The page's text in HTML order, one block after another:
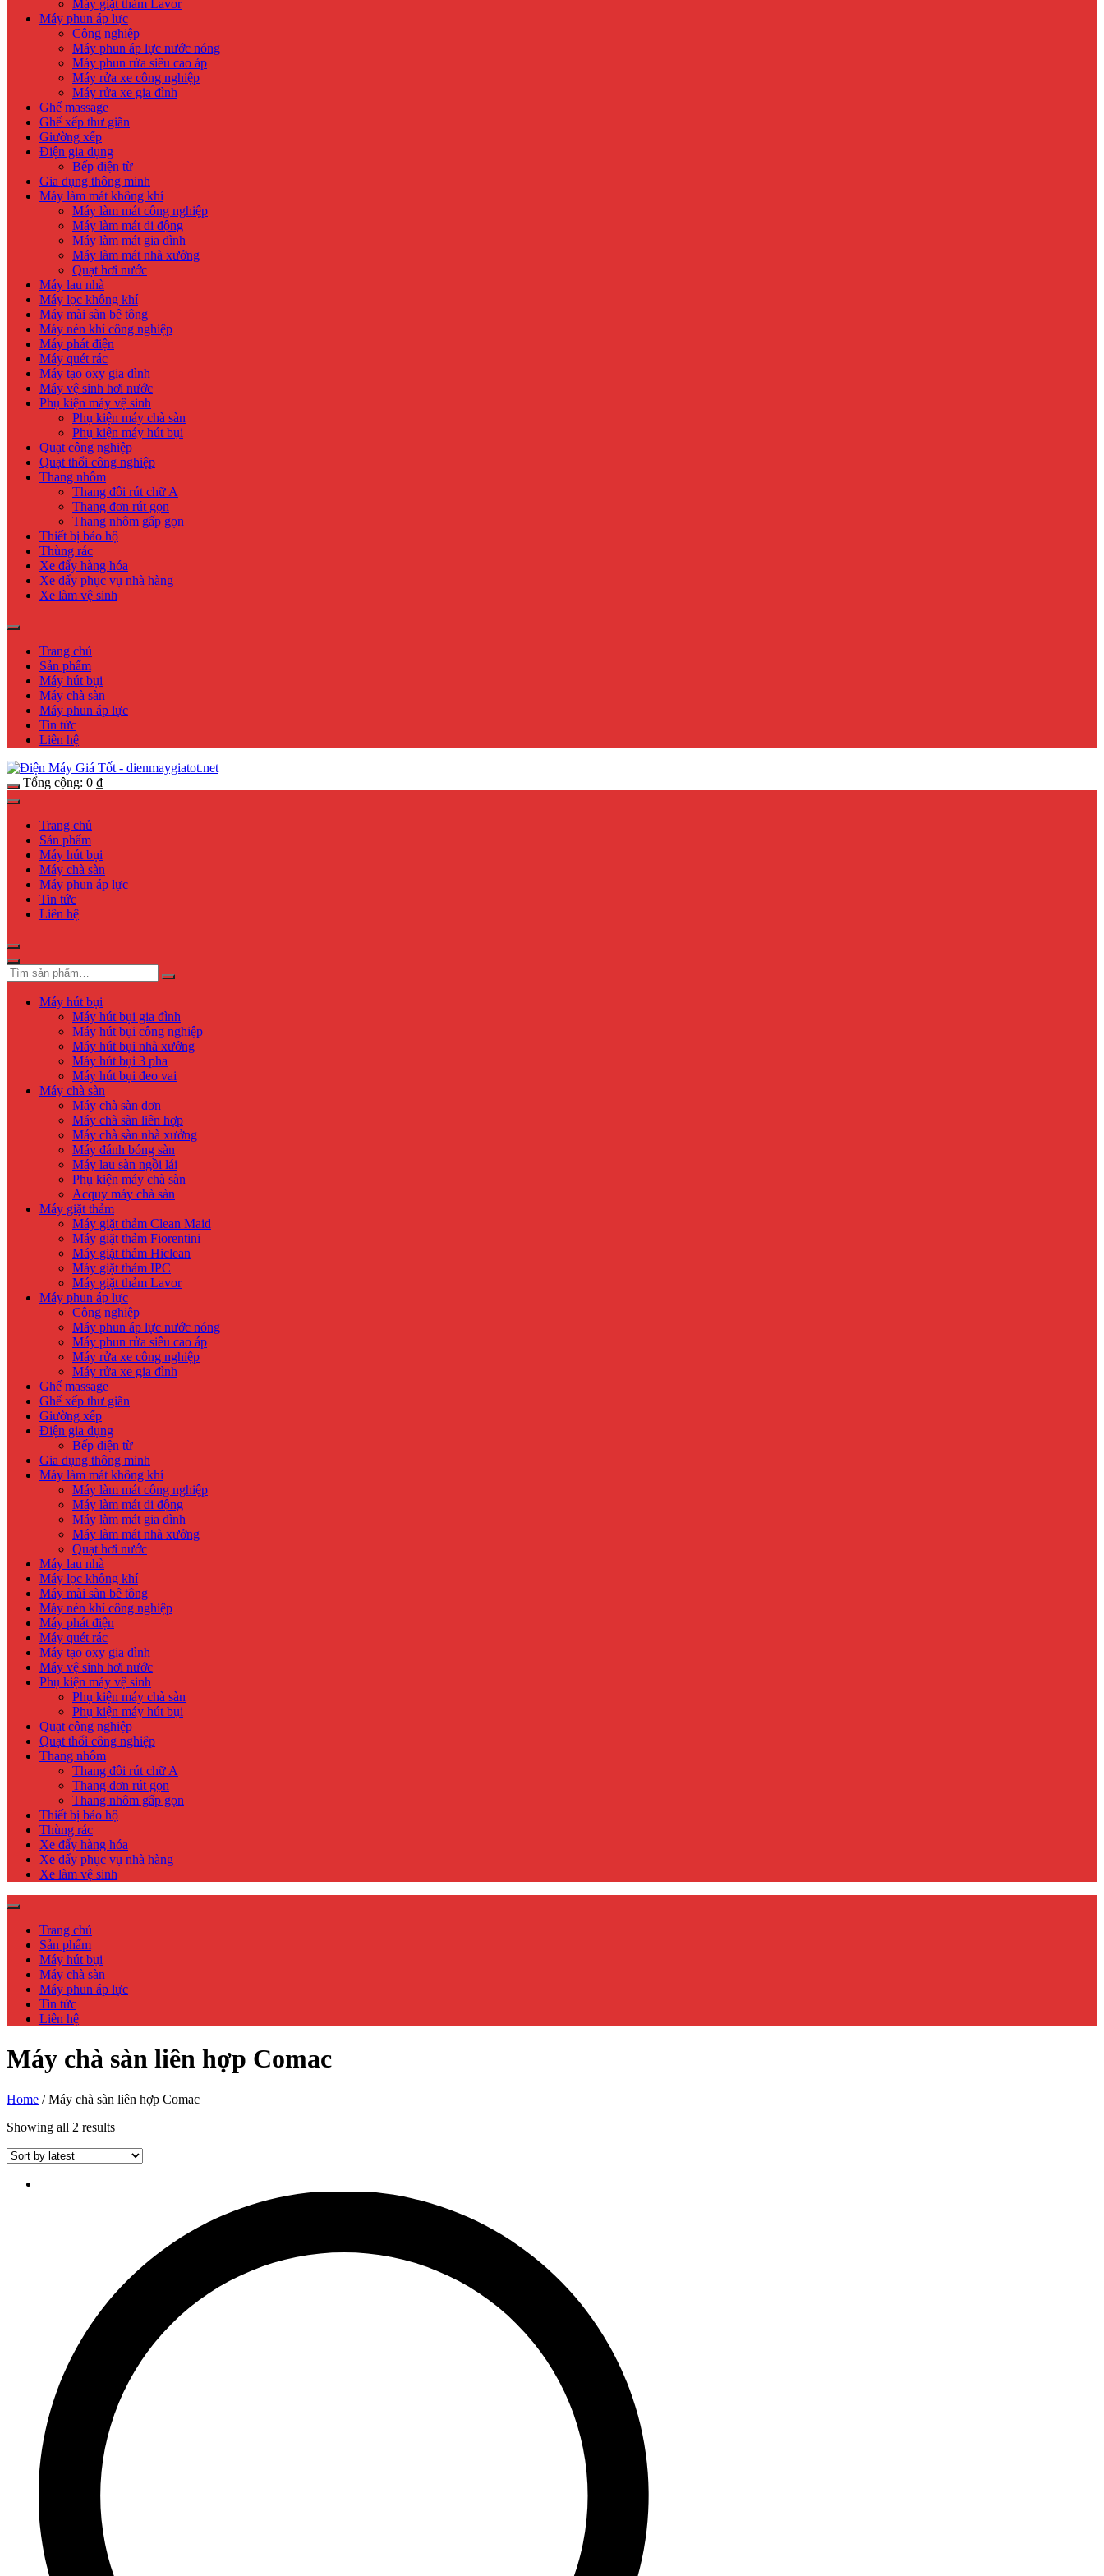
Máy giặt thảm Lavor
Máy phun áp lực
Công nghiệp
Máy phun áp lực nước nóng
Máy phun rửa siêu cao áp
Máy rửa xe công nghiệp
Máy rửa xe gia đình
Ghế massage
Ghế xếp thư giãn
Giường xếp
Điện gia dụng
Bếp điện từ
Gia dụng thông minh
Máy làm mát không khí
Máy làm mát công nghiệp
Máy làm mát di động
Máy làm mát gia đình
Máy làm mát nhà xưởng
Quạt hơi nước
Máy lau nhà
Máy lọc không khí
Máy mài sàn bê tông
Máy nén khí công nghiệp
Máy phát điện
Máy quét rác
Máy tạo oxy gia đình
Máy vệ sinh hơi nước
Phụ kiện máy vệ sinh
Phụ kiện máy chà sàn
Phụ kiện máy hút bụi
Quạt công nghiệp
Quạt thổi công nghiệp
Thang nhôm
Thang đôi rút chữ A
Thang đơn rút gọn
Thang nhôm gấp gọn
Thiết bị bảo hộ
Thùng rác
Xe đẩy hàng hóa
Xe đẩy phục vụ nhà hàng
Xe làm vệ sinh
Trang chủ
Sản phẩm
Máy hút bụi
Máy chà sàn
Máy phun áp lực
Tin tức
Liên hệ
Tổng cộng: 0 ₫
Trang chủ
Sản phẩm
Máy hút bụi
Máy chà sàn
Máy phun áp lực
Tin tức
Liên hệ
Máy hút bụi
Máy hút bụi gia đình
Máy hút bụi công nghiệp
Máy hút bụi nhà xưởng
Máy hút bụi 3 pha
Máy hút bụi đeo vai
Máy chà sàn
Máy chà sàn đơn
Máy chà sàn liên hợp
Máy chà sàn nhà xưởng
Máy đánh bóng sàn
Máy lau sàn ngồi lái
Phụ kiện máy chà sàn
Acquy máy chà sàn
Máy giặt thảm
Máy giặt thảm Clean Maid
Máy giặt thảm Fiorentini
Máy giặt thảm Hiclean
Máy giặt thảm IPC
Máy giặt thảm Lavor
Máy phun áp lực
Công nghiệp
Máy phun áp lực nước nóng
Máy phun rửa siêu cao áp
Máy rửa xe công nghiệp
Máy rửa xe gia đình
Ghế massage
Ghế xếp thư giãn
Giường xếp
Điện gia dụng
Bếp điện từ
Gia dụng thông minh
Máy làm mát không khí
Máy làm mát công nghiệp
Máy làm mát di động
Máy làm mát gia đình
Máy làm mát nhà xưởng
Quạt hơi nước
Máy lau nhà
Máy lọc không khí
Máy mài sàn bê tông
Máy nén khí công nghiệp
Máy phát điện
Máy quét rác
Máy tạo oxy gia đình
Máy vệ sinh hơi nước
Phụ kiện máy vệ sinh
Phụ kiện máy chà sàn
Phụ kiện máy hút bụi
Quạt công nghiệp
Quạt thổi công nghiệp
Thang nhôm
Thang đôi rút chữ A
Thang đơn rút gọn
Thang nhôm gấp gọn
Thiết bị bảo hộ
Thùng rác
Xe đẩy hàng hóa
Xe đẩy phục vụ nhà hàng
Xe làm vệ sinh
Trang chủ
Sản phẩm
Máy hút bụi
Máy chà sàn
Máy phun áp lực
Tin tức
Liên hệ
Máy chà sàn liên hợp Comac
Home / Máy chà sàn liên hợp Comac
Showing all 2 results